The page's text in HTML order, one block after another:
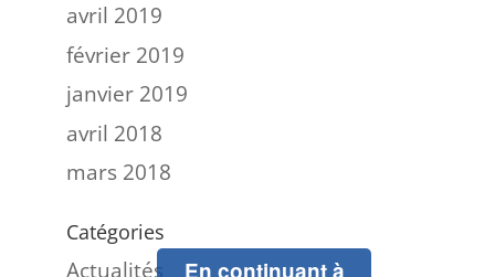
avril 2019
février 2019
janvier 2019
avril 2018
mars 2018
Catégories
Actualités En continuant à